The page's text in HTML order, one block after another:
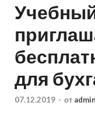
для
07.12.2019 - от admin